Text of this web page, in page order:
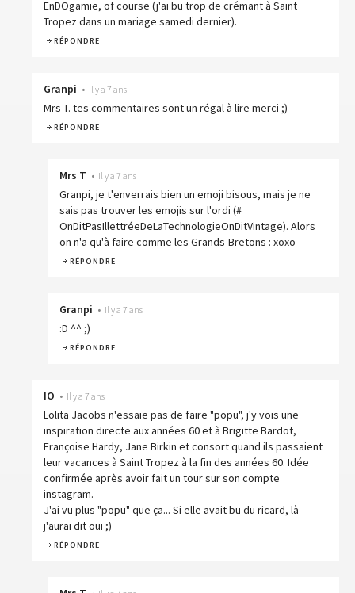
EnDOgamie, of course (j'ai bu trop de crémant à Saint
Tropez dans un mariage samedi dernier).
RÉPONDRE
Granpi • Il y a 7 ans
Mrs T. tes commentaires sont un régal à lire merci ;)
RÉPONDRE
Mrs T • Il y a 7 ans
Granpi, je t'enverrais bien un emoji bisous, mais je ne
sais pas trouver les emojis sur l'ordi (#
OnDitPasIllettréeDeLaTechnologieOnDitVintage). Alors
on n'a qu'à faire comme les Grands-Bretons : xoxo
RÉPONDRE
Granpi • Il y a 7 ans
:D ^^ ;)
RÉPONDRE
IO • Il y a 7 ans
Lolita Jacobs n'essaie pas de faire "popu", j'y vois une
inspiration directe aux années 60 et à Brigitte Bardot,
Françoise Hardy, Jane Birkin et consort quand ils passaient
leur vacances à Saint Tropez à la fin des années 60. Idée
confirmée après avoir fait un tour sur son compte
instagram.
J'ai vu plus "popu" que ça... Si elle avait bu du ricard, là
j'aurai dit oui ;)
RÉPONDRE